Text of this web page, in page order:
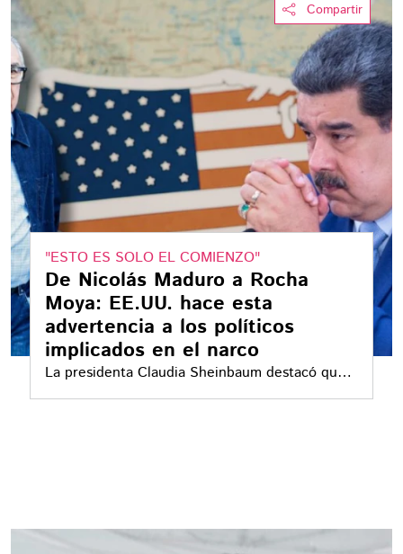
Compartir
"ESTO ES SOLO EL COMIENZO"
De Nicolás Maduro a Rocha
Moya: EE.UU. hace esta
advertencia a los políticos
implicados en el narco
La presidenta Claudia Sheinbaum destacó que
es un asunto político y pide pruebas de la